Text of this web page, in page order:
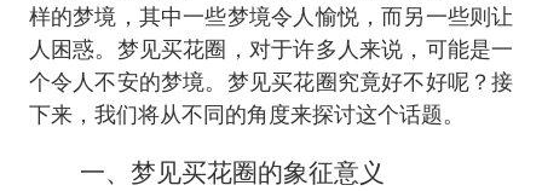
样的梦境，其中一些梦境令人愉悦，而另一些则让
人困惑。梦见买花圈，对于许多人来说，可能是一
个令人不安的梦境。梦见买花圈究竟好不好呢？接
下来，我们将从不同的角度来探讨这个话题。
一、梦见买花圈的象征意义